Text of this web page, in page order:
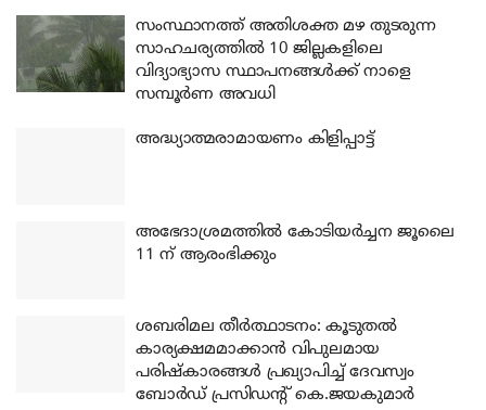
സംസ്ഥാനത്ത് അതിശക്ത മഴ തുടരുന്ന
സാഹചര്യത്തിൽ 10 ജില്ലകളിലെ
വിദ്യാഭ്യാസ സ്ഥാപനങ്ങൾക്ക് നാളെ
സമ്പൂർണ അവധി
അദ്ധ്യാത്മരാമായണം കിളിപ്പാട്ട്
അഭേദാശ്രമത്തില്‍ കോടിയര്‍ച്ചന ജൂലൈ
11 ന് ആരംഭിക്കും
ശബരിമല തീര്‍ത്ഥാടനം: കൂടുതല്‍
കാര്യക്ഷമമാക്കാന്‍ വിപുലമായ
പരിഷ്‌കാരങ്ങള്‍ പ്രഖ്യാപിച്ച് ദേവസ്വം
ബോര്‍ഡ് പ്രസിഡന്റ് കെ.ജയകുമാര്‍